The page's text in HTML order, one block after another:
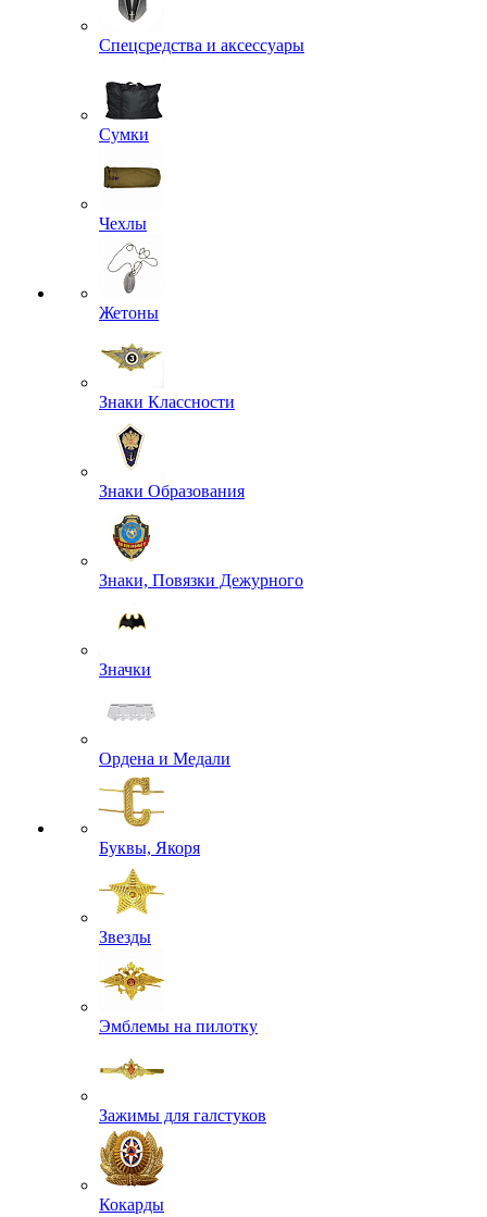
Спецсредства и аксессуары
Сумки
Чехлы
Жетоны
Знаки Классности
Знаки Образования
Знаки, Повязки Дежурного
Значки
Ордена и Медали
Буквы, Якоря
Звезды
Эмблемы на пилотку
Зажимы для галстуков
Кокарды